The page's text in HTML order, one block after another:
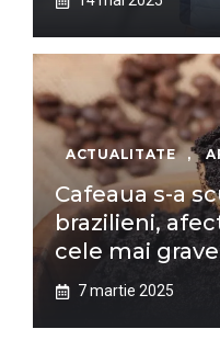
ACTUALITATE ,
Cafeaua s-a
brazilieni,
cele mai
7 martie 2025